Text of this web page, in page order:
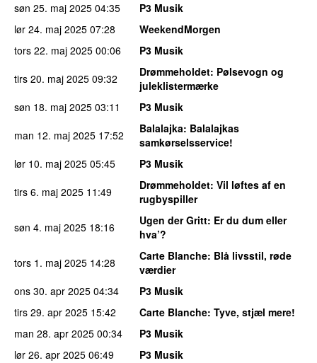
søn 25. maj 2025 04:35
P3 Musik
lør 24. maj 2025 07:28
WeekendMorgen
tors 22. maj 2025 00:06
P3 Musik
tirs 20. maj 2025 09:32 Drømmeholdet: Pølsevogn og
juleklistermærke
søn 18. maj 2025 03:11
P3 Musik
man 12. maj 2025 17:52 Balalajka: Balalajkas
samkørselsservice!
lør 10. maj 2025 05:45
P3 Musik
tirs 6. maj 2025 11:49 Drømmeholdet: Vil løftes af en
rugbyspiller
søn 4. maj 2025 18:16 Ugen der Gritt: Er du dum eller
hva’?
tors 1. maj 2025 14:28 Carte Blanche: Blå livsstil, røde
værdier
ons 30. apr 2025 04:34
P3 Musik
tirs 29. apr 2025 15:42 Carte Blanche: Tyve, stjæl mere!
man 28. apr 2025 00:34
P3 Musik
lør 26. apr 2025 06:49
P3 Musik